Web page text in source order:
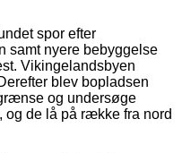
spor efter
samt nyere bebyggelse
Vikingelandsbyen
blev bopladsen
og undersøge
og de lå på række fra nord